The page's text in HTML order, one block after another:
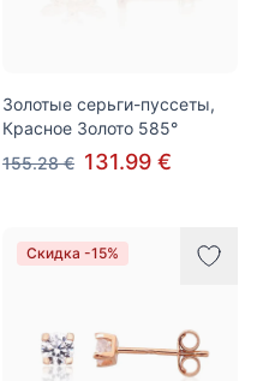
Золотые серьги-пуссеты,
Красное Золото 585°
155.28 € 131.99 €
Скидка -15%